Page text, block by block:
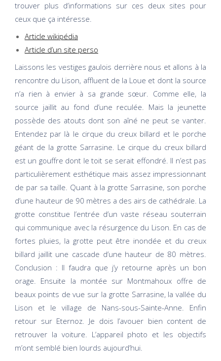
trouver plus d’informations sur ces deux sites pour
ceux que ça intéresse.
Article wikipédia
Article d’un site perso
Laissons les vestiges gaulois derrière nous et allons à la
rencontre du Lison, affluent de la Loue et dont la source
n’a rien à envier à sa grande sœur. Comme elle, la
source jaillit au fond d’une reculée. Mais la jeunette
possède des atouts dont son aîné ne peut se vanter.
Entendez par là le cirque du creux billard et le porche
géant de la grotte Sarrasine. Le cirque du creux billard
est un gouffre dont le toit se serait effondré. Il n’est pas
particulièrement esthétique mais assez impressionnant
de par sa taille. Quant à la grotte Sarrasine, son porche
d’une hauteur de 90 mètres a des airs de cathédrale. La
grotte constitue l’entrée d’un vaste réseau souterrain
qui communique avec la résurgence du Lison. En cas de
fortes pluies, la grotte peut être inondée et du creux
billard jaillit une cascade d’une hauteur de 80 mètres.
Conclusion : Il faudra que j’y retourne après un bon
orage. Ensuite la montée sur Montmahoux offre de
beaux points de vue sur la grotte Sarrasine, la vallée du
Lison et le village de Nans-sous-Sainte-Anne. Enfin
retour sur Eternoz. Je dois l’avouer bien content de
retrouver la voiture. L’appareil photo et les objectifs
m’ont semblé bien lourds aujourd’hui.